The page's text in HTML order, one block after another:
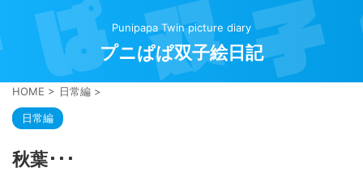
Punipapa Twin picture diary
プニぱぱ双子絵日記
HOME > 日常編 >
日常編
秋葉･･･